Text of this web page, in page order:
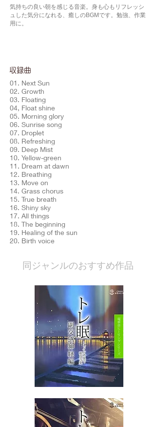
気持ちの良い朝を感じる音楽。身も心もリフレッシ
ュした気分になれる、癒しのBGMです。勉強、作業
用に。
​収録曲
01. Next Sun
02. Growth
03. Floating
04, Float shine
05. Morning glory
06. Sunrise song
07. Droplet
08. Refreshing
09. Deep Mist
10. Yellow-green
11. Dream at dawn
12. Breathing
13. Move on
14. Grass chorus
15. True breath
16. Shiny sky
17. All things
18. The beginning
19. Healing of the sun
20. Birth voice
​同ジャンルのおすすめ作品